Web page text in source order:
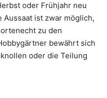
oder Frühjahr neu
ist zwar möglich,
zu den
bewährt sich
oder die Teilung